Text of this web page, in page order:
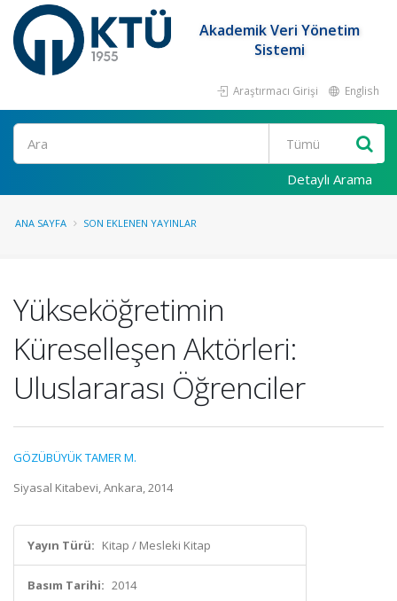
Akademik Veri Yönetim
Sistemi
Araştırmacı Girişi English
Ara
Detaylı Arama
ANA SAYFA SON EKLENEN YAYINLAR
Yükseköğretimin
Küreselleşen Aktörleri:
Uluslararası Öğrenciler
GÖZÜBÜYÜK TAMER M.
Siyasal Kitabevi, Ankara, 2014
Yayın Türü: Kitap / Mesleki Kitap
Basım Tarihi: 2014